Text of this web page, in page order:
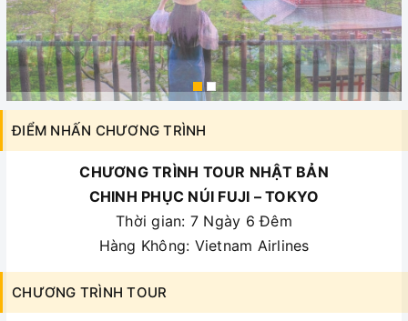
ĐIỂM NHẤN CHƯƠNG TRÌNH
CHƯƠNG TRÌNH TOUR NHẬT BẢN
CHINH PHỤC NÚI FUJI – TOKYO
Thời gian: 7 Ngày 6 Đêm
Hàng Không: Vietnam Airlines
CHƯƠNG TRÌNH TOUR